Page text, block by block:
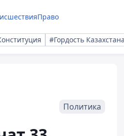
Право
#Гордость Казахстана
Политика